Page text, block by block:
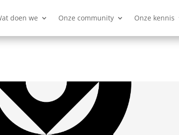
doen we Onze community Onze kennis